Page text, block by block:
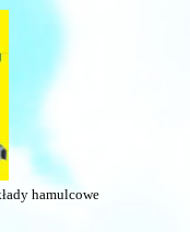
hamulcowe